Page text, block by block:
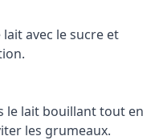
avec le sucre et
le lait bouillant tout en
les grumeaux.